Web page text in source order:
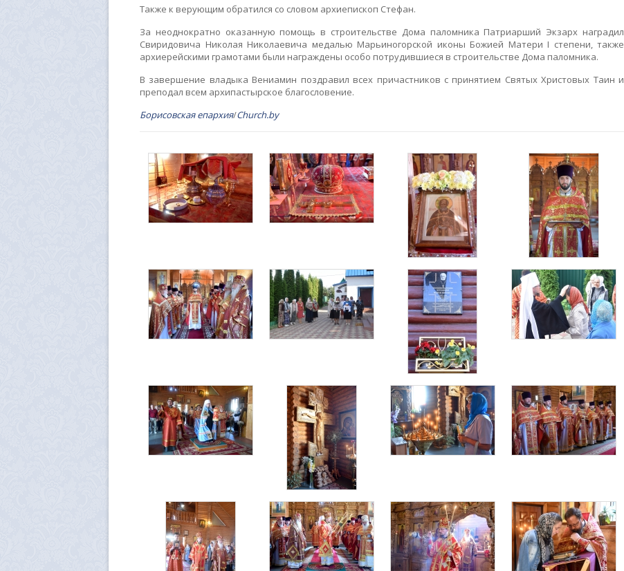
Также к верующим обратился со словом архиепископ Стефан.
За неоднократно оказанную помощь в строительстве Дома паломника Патриарший Экзарх наградил
Свиридовича Николая Николаевича медалью Марьиногорской иконы Божией Матери I степени, также
архиерейскими грамотами были награждены особо потрудившиеся в строительстве Дома паломника.
В завершение владыка Вениамин поздравил всех причастников с принятием Святых Христовых Таин и
преподал всем архипастырское благословение.
Борисовская епархия/Church.by